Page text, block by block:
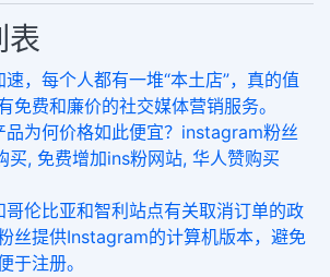
表
，每个人都有一堆“本土店”，真的值
免费和廉价的社交媒体营销服务。
品为何价格如此便宜？instagram粉丝
买, 免费增加ins粉网站, 华人赞购买
伦比亚和智利站点有关取消订单的政
丝提供Instagram的计算机版本，避免
于注册。